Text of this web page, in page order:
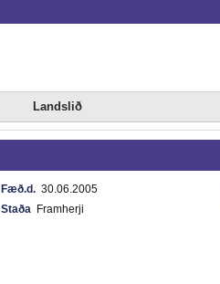
Landslið
Fæð.d. 30.06.2005
Staða Framherji